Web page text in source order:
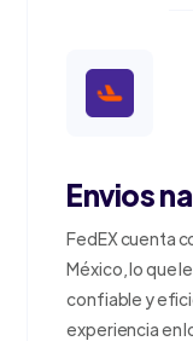
Envios
FedEX cuenta
México, lo que
confiable y
experiencia en